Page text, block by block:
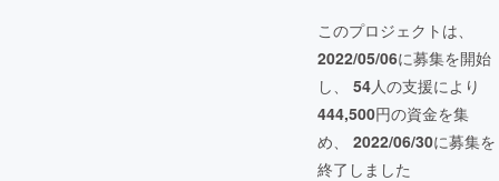
このプロジェクトは、
2022/05/06に募集を開始
し、 54人の支援により
444,500円の資金を集
め、 2022/06/30に募集を
終了しました